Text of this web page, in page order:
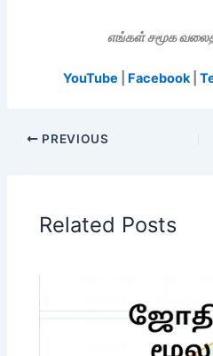
எங்கள் சமூக
YouTube Facebook|
PREVIOUS
Related Posts